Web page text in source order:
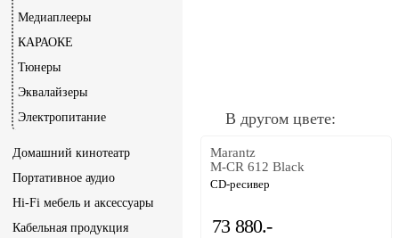
Медиаплееры
КАРАОКЕ
Тюнеры
Эквалайзеры
Электропитание
Домашний кинотеатр
Портативное аудио
Hi-Fi мебель и аксессуары
Кабельная продукция
В другом цвете:
Marantz
M-CR 612 Black
CD-ресивер
73 880.-